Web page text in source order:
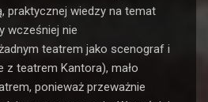
praktycznej wiedzy na temat
wcześniej nie
teatrem jako scenograf i
z teatrem Kantora), mało
ponieważ przeważnie